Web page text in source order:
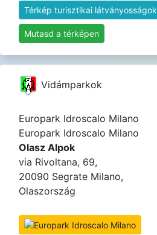
Térkép turisztikai látványosságok
Mutasd a térképen
Vidámparkok
Europark Idroscalo Milano
Europark Idroscalo Milano
Olasz Alpok
via Rivoltana, 69,
20090 Segrate Milano,
Olaszország